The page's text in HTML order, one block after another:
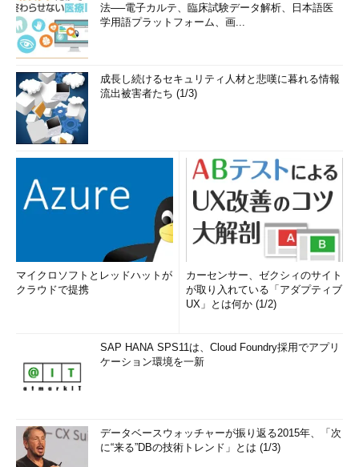
法──電子カルテ、臨床試験データ解析、日本語医
学用語プラットフォーム、画...
成長し続けるセキュリティ人材と悲嘆に暮れる情報
流出被害者たち (1/3)
マイクロソフトとレッドハットが
クラウドで提携
カーセンサー、ゼクシィのサイト
が取り入れている「アダプティブ
UX」とは何か (1/2)
SAP HANA SPS11は、Cloud Foundry採用でアプリ
ケーション環境を一新
データベースウォッチャーが振り返る2015年、「次
に“来る”DBの技術トレンド」とは (1/3)